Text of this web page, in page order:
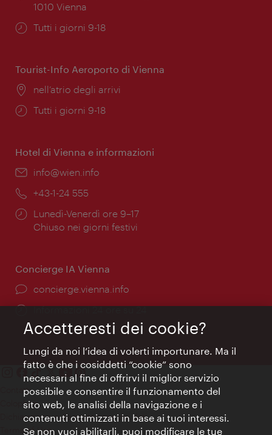
1010 Vienna
Orari
Tutti i giorni 9-18
Tourist-Info Aeroporto di Vienna
Posizione:
nell’atrio degli arrivi
Orari
Tutti i giorni 9-18
Hotel di Vienna e informazioni
Email:
info@wien.info
Telefono:
+43-1-24 555
Orari
di
Lunedì-Venerdì ore 9–17
Chiuso nei giorni festivi
Concierge IA Vienna
Ort:
concierge.vienna.info
Öffnungszeiten:
Informazioni 24 ore su 24
Contatti
Colophon
Dichiarazione sulla protezione dei dati
Terms of Use
Accetteresti dei cookie?
Lungi da noi l’idea di volerti importunare. Ma il
fatto è che i cosiddetti “cookie” sono
necessari al fine di offrirvi il miglior servizio
possibile e consentire il funzionamento del
sito web, le analisi della navigazione e i
contenuti ottimizzati in base ai tuoi interessi.
Se non vuoi abilitarli, puoi modificare le tue